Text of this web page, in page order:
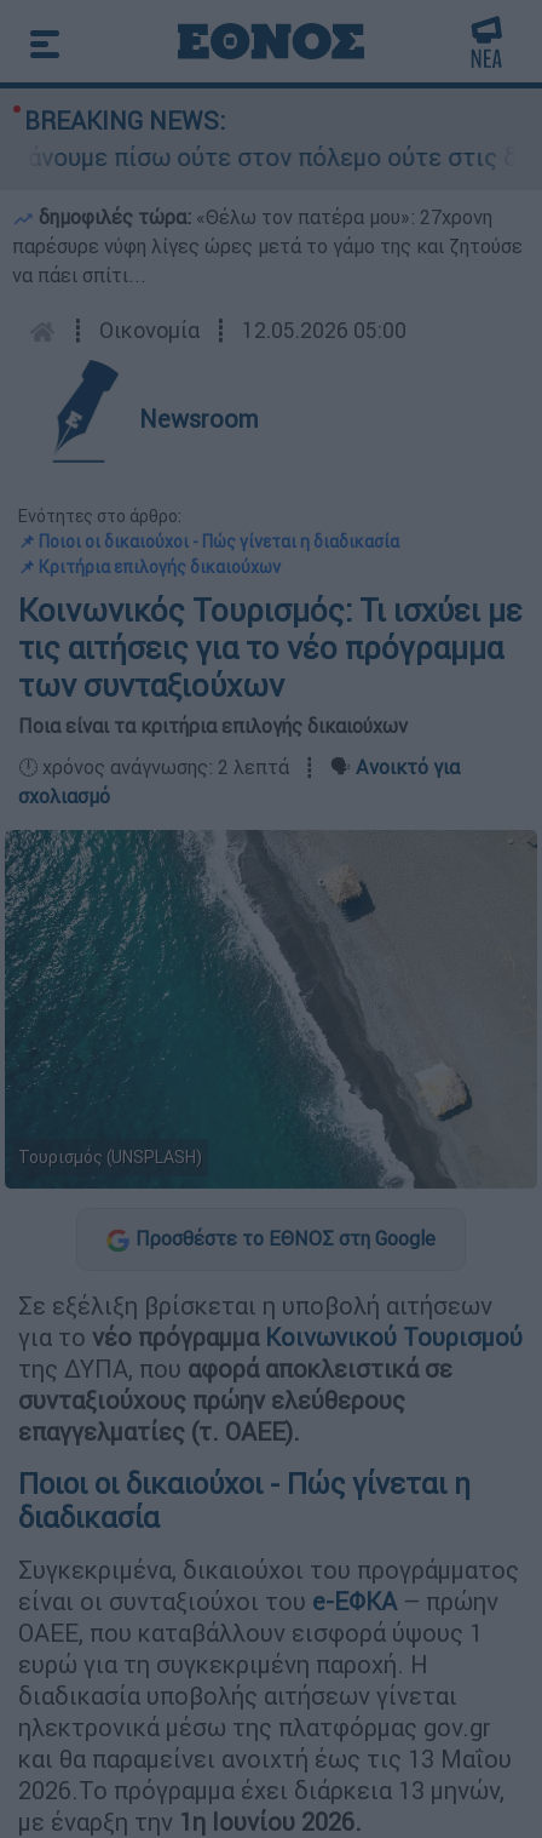
BREAKING NEWS:
πίσω ούτε στον πόλεμο ούτε στις
δημοφιλές τώρα: «Θέλω τον πατέρα μου»: 27χρονη
παρέσυρε νύφη λίγες ώρες μετά το γάμο της και ζητούσε
να πάει σπίτι...
┋ Οικονομία ┋ 12.05.2026 05:00
Newsroom
Ενότητες στο άρθρο:
📌 Ποιοι οι δικαιούχοι - Πώς γίνεται η διαδικασία
📌 Κριτήρια επιλογής δικαιούχων
Κοινωνικός Τουρισμός: Τι ισχύει με
τις αιτήσεις για το νέο πρόγραμμα
των συνταξιούχων
Ποια είναι τα κριτήρια επιλογής δικαιούχων
🕛 χρόνος ανάγνωσης: 2 λεπτά ┋ 🗣️ Ανοικτό για
σχολιασμό
Τουρισμός (UNSPLASH)
Προσθέστε το ΕΘΝΟΣ στη Google
Σε εξέλιξη βρίσκεται η υποβολή αιτήσεων
για το νέο πρόγραμμα Κοινωνικού Τουρισμού
της ΔΥΠΑ, που αφορά αποκλειστικά σε
συνταξιούχους πρώην ελεύθερους
επαγγελματίες (τ. ΟΑΕΕ).
Ποιοι οι δικαιούχοι - Πώς γίνεται η
διαδικασία
Συγκεκριμένα, δικαιούχοι του προγράμματος
είναι οι συνταξιούχοι του e-ΕΦΚΑ – πρώην
ΟΑΕΕ, που καταβάλλουν εισφορά ύψους 1
ευρώ για τη συγκεκριμένη παροχή. Η
διαδικασία υποβολής αιτήσεων γίνεται
ηλεκτρονικά μέσω της πλατφόρμας gov.gr
και θα παραμείνει ανοιχτή έως τις 13 Μαΐου
2026.Το πρόγραμμα έχει διάρκεια 13 μηνών,
με έναρξη την 1η Ιουνίου 2026.